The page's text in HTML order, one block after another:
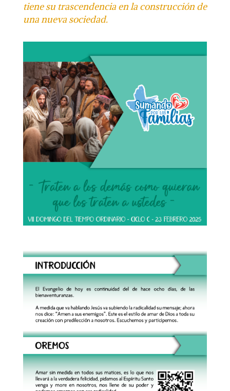
tiene su trascendencia en la construcción de
una nueva sociedad.